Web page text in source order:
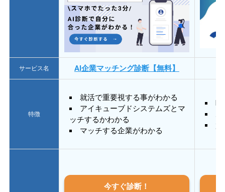
サービス名 AI企業マッチング診断【無料】
特徴
就活で重要視する事がわかる
アイキューブドシステムズとマ
ッチするかわかる
マッチする企業がわかる
質
今すぐ診断！